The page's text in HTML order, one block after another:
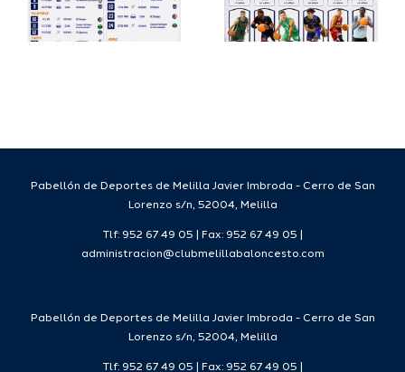
proyecto
FEB para
2026/27
Pabellón de Deportes de Melilla Javier Imbroda - Cerro de San
Lorenzo s/n, 52004, Melilla
Tlf: 952 67 49 05 | Fax: 952 67 49 05 |
administracion@clubmelillabaloncesto.com
Pabellón de Deportes de Melilla Javier Imbroda - Cerro de San
Lorenzo s/n, 52004, Melilla
Tlf: 952 67 49 05 | Fax: 952 67 49 05 |